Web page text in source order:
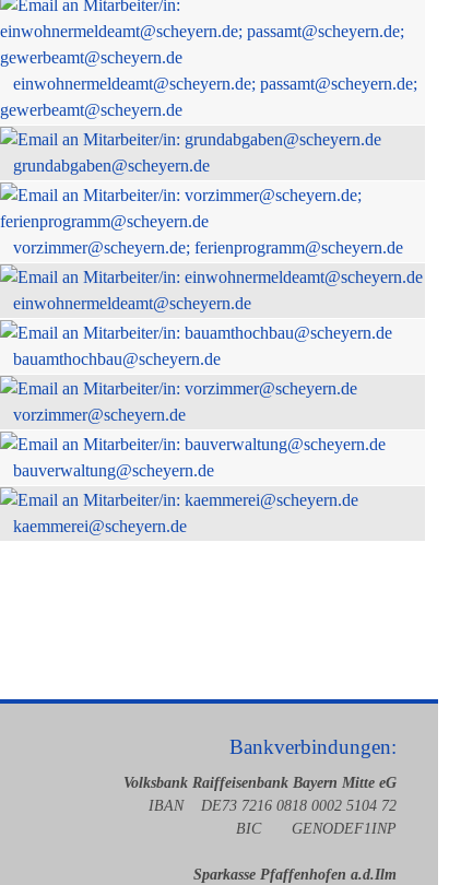
einwohnermeldeamt@scheyern.de; passamt@scheyern.de;
gewerbeamt@scheyern.de
grundabgaben@scheyern.de
vorzimmer@scheyern.de; ferienprogramm@scheyern.de
einwohnermeldeamt@scheyern.de
bauamthochbau@scheyern.de
vorzimmer@scheyern.de
bauverwaltung@scheyern.de
kaemmerei@scheyern.de
Bankverbindungen:
Volksbank Raiffeisenbank Bayern Mitte eG
IBAN DE73 7216 0818 0002 5104 72
BIC GENODEF1INP
Sparkasse Pfaffenhofen a.d.Ilm